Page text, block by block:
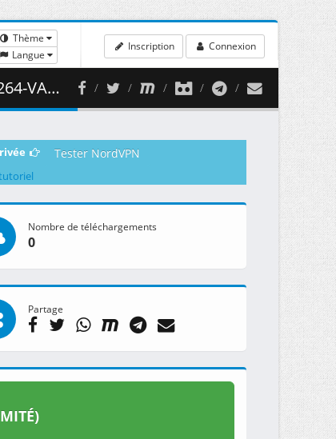
Thème
Langue
Inscription Connexion
MB )
Tester NordVPN
Nombre de téléchargements
0
Partage